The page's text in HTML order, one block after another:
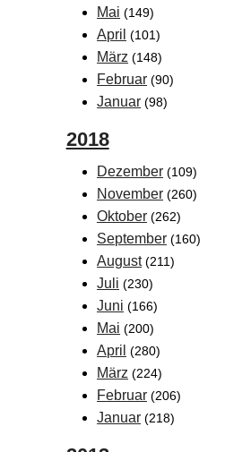
Mai (149)
April (101)
März (148)
Februar (90)
Januar (98)
2018
Dezember (109)
November (260)
Oktober (262)
September (160)
August (211)
Juli (230)
Juni (166)
Mai (200)
April (280)
März (224)
Februar (206)
Januar (218)